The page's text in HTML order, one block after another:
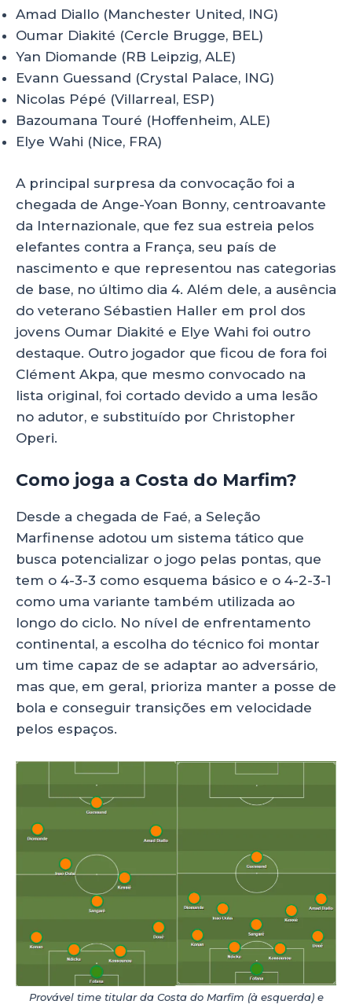
Amad Diallo (Manchester United, ING)
Oumar Diakité (Cercle Brugge, BEL)
Yan Diomande (RB Leipzig, ALE)
Evann Guessand (Crystal Palace, ING)
Nicolas Pépé (Villarreal, ESP)
Bazoumana Touré (Hoffenheim, ALE)
Elye Wahi (Nice, FRA)
A principal surpresa da convocação foi a
chegada de Ange-Yoan Bonny, centroavante
da Internazionale, que fez sua estreia pelos
elefantes contra a França, seu país de
nascimento e que representou nas categorias
de base, no último dia 4. Além dele, a ausência
do veterano Sébastien Haller em prol dos
jovens Oumar Diakité e Elye Wahi foi outro
destaque. Outro jogador que ficou de fora foi
Clément Akpa, que mesmo convocado na
lista original, foi cortado devido a uma lesão
no adutor, e substituído por Christopher
Operi.
Como joga a Costa do Marfim?
Desde a chegada de Faé, a Seleção
Marfinense adotou um sistema tático que
busca potencializar o jogo pelas pontas, que
tem o 4-3-3 como esquema básico e o 4-2-3-1
como uma variante também utilizada ao
longo do ciclo. No nível de enfrentamento
continental, a escolha do técnico foi montar
um time capaz de se adaptar ao adversário,
mas que, em geral, prioriza manter a posse de
bola e conseguir transições em velocidade
pelos espaços.
Provável time titular da Costa do Marfim (à esquerda) e